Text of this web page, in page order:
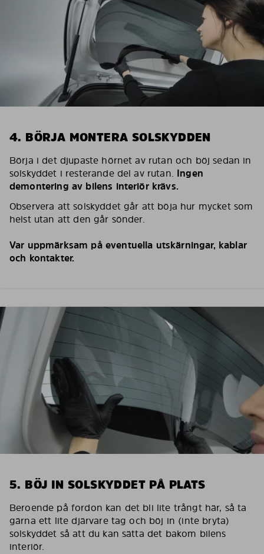
4. BÖRJA MONTERA SOLSKYDDEN
Börja i det djupaste hörnet av rutan och böj sedan in
solskyddet i resterande del av rutan. Ingen
demontering av bilens interiör krävs.
Observera att solskyddet går att böja hur mycket som
helst utan att den går sönder.
Var uppmärksam på eventuella utskärningar, kablar
och kontakter.
5. BÖJ IN SOLSKYDDET PÅ PLATS
Beroende på fordon kan det bli lite trångt här, så ta
gärna ett lite djärvare tag och böj in (inte bryta)
solskyddet så att du kan sätta det bakom bilens
interiör.